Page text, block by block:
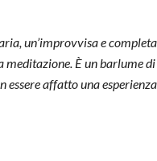
un’improvvisa e
È un barlume
essere affatto una